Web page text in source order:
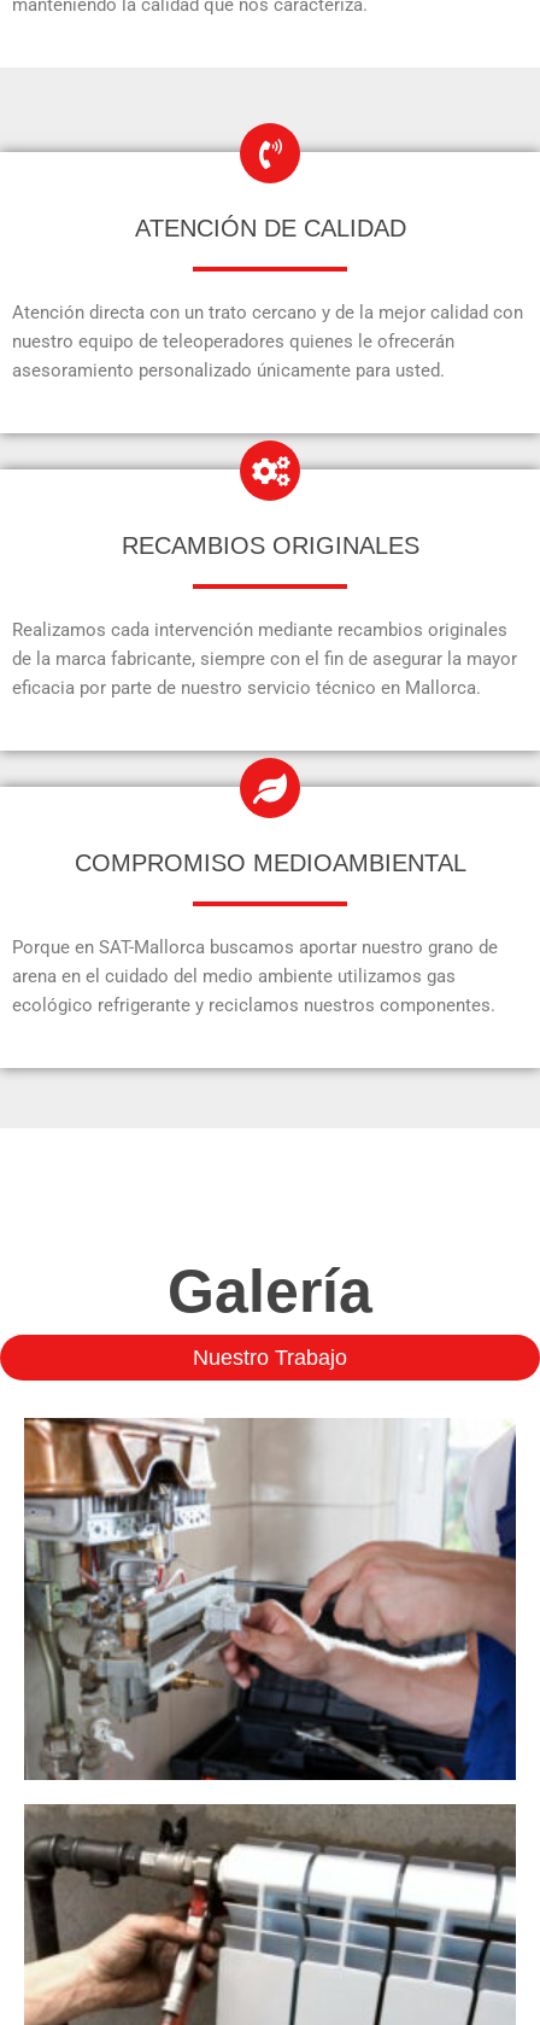
manteniendo la calidad que nos caracteriza.
ATENCIÓN DE CALIDAD
Atención directa con un trato cercano y de la mejor calidad con
nuestro equipo de teleoperadores quienes le ofrecerán
asesoramiento personalizado únicamente para usted.
RECAMBIOS ORIGINALES
Realizamos cada intervención mediante recambios originales
de la marca fabricante, siempre con el fin de asegurar la mayor
eficacia por parte de nuestro servicio técnico en Mallorca.
COMPROMISO MEDIOAMBIENTAL
Porque en SAT-Mallorca buscamos aportar nuestro grano de
arena en el cuidado del medio ambiente utilizamos gas
ecológico refrigerante y reciclamos nuestros componentes.
Galería
Nuestro Trabajo